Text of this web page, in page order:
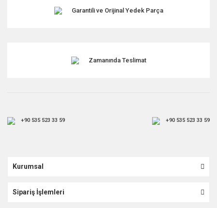
Garantili ve Orijinal Yedek Parça
Zamanında Teslimat
+90 535 523 33 59 +90 535 523 33 59
Kurumsal
Sipariş İşlemleri